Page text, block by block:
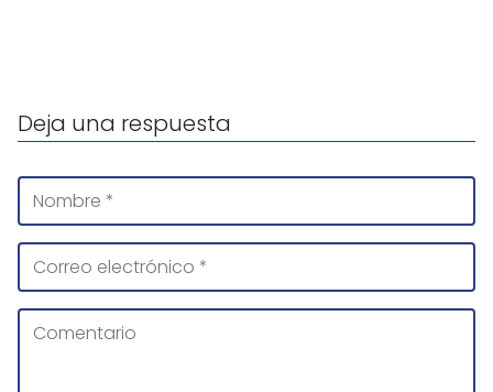
Deja una respuesta